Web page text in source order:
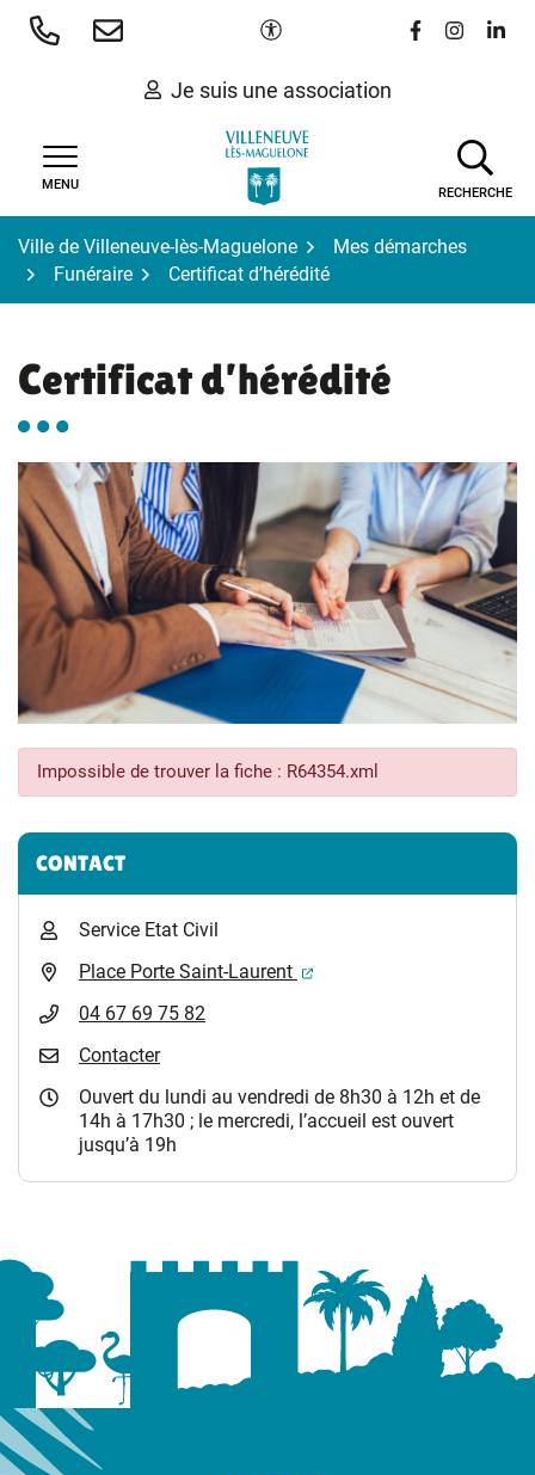
Aller
Paramètres d'accessibilité
Lien vers le
Lien vers
Lien
Je suis une association
MENU
RECHERCHE
Ville de Villeneuve-lès-Maguelone
Mes démarches
Funéraire
Certificat d’hérédité
Certificat d’hérédité
Impossible de trouver la fiche : R64354.xml
Informations complémentaires
CONTACT
Service Etat Civil
Place Porte Saint-Laurent
(ouverture dans un
04 67 69 75 82
Contacter
Ouvert du lundi au vendredi de 8h30 à 12h et de
14h à 17h30 ; le mercredi, l’accueil est ouvert
jusqu’à 19h